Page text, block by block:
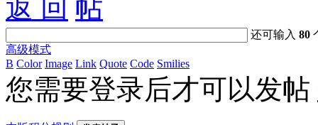
返 回
还可输入80
高级模式
B Color Image Link Quote Code Smilies
您需要登录后才可以发帖